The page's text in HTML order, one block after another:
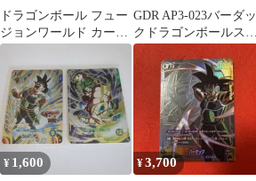
ドラゴンボール フュー
ジョンワールド カード
バーダック2種セット
GDR AP3-023バーダッ
クドラゴンボールスー
パーダイバーズカード
¥ 1,600 ¥3,700